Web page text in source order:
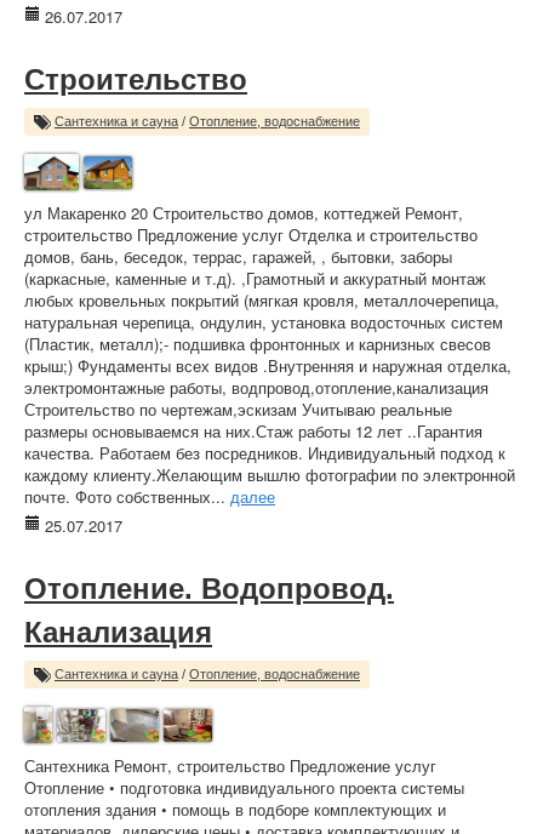
26.07.2017
Строительство
Сантехника и сауна / Отопление, водоснабжение
ул Макаренко 20 Строительство домов, коттеджей Ремонт,
строительство Предложение услуг Отделка и строительство
домов, бань, беседок, террас, гаражей, , бытовки, заборы
(каркасные, каменные и т.д). ,Грамотный и аккуратный монтаж
любых кровельных покрытий (мягкая кровля, металлочерепица,
натуральная черепица, ондулин, установка водосточных систем
(Пластик, металл);- подшивка фронтонных и карнизных свесов
крыш;) Фундаменты всех видов .Внутренняя и наружная отделка,
электромонтажные работы, водпровод,отопление,канализация
Строительство по чертежам,эскизам Учитываю реальные
размеры основываемся на них.Стаж работы 12 лет ..Гарантия
качества. Работаем без посредников. Индивидуальный подход к
каждому клиенту.Желающим вышлю фотографии по электронной
почте. Фото собственных... далее
25.07.2017
Отопление. Водопровод.
Канализация
Сантехника и сауна / Отопление, водоснабжение
Сантехника Ремонт, строительство Предложение услуг
Отопление • подготовка индивидуального проекта системы
отопления здания • помощь в подборе комплектующих и